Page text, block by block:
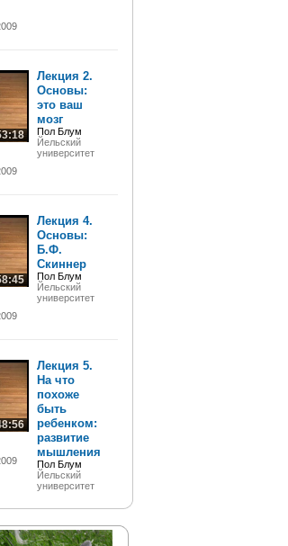
Лекция 2.
Основы:
это ваш
мозг
Пол Блум
Йельский
университет
Лекция 4.
Основы:
Б.Ф.
Скиннер
Пол Блум
Йельский
университет
Лекция 5.
На что
похоже
быть
ребенком:
развитие
мышления
Пол Блум
Йельский
университет